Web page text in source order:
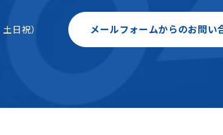
日祝） メールフォームからのお問い